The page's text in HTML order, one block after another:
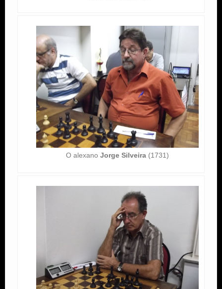
O alexano Jorge Silveira(1731)